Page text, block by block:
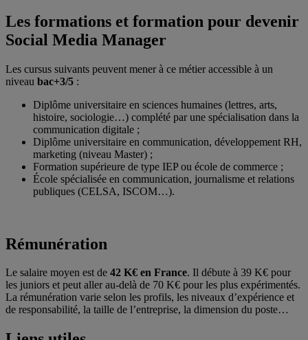
Les formations et formation pour devenir
Social Media Manager
Les cursus suivants peuvent mener à ce métier accessible à un
niveau bac+3/5 :
Diplôme universitaire en sciences humaines (lettres, arts,
histoire, sociologie…) complété par une spécialisation dans la
communication digitale ;
Diplôme universitaire en communication, développement RH,
marketing (niveau Master) ;
Formation supérieure de type IEP ou école de commerce ;
École spécialisée en communication, journalisme et relations
publiques (CELSA, ISCOM…).
Rémunération
Le salaire moyen est de 42 K€ en France. Il débute à 39 K€ pour
les juniors et peut aller au-delà de 70 K€ pour les plus expérimentés.
La rémunération varie selon les profils, les niveaux d’expérience et
de responsabilité, la taille de l’entreprise, la dimension du poste…